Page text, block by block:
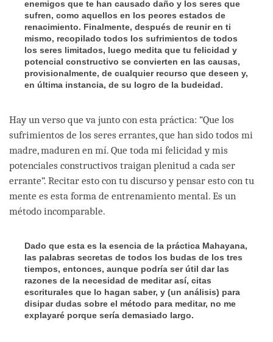
enemigos que te han causado daño y los seres que
sufren, como aquellos en los peores estados de
renacimiento. Finalmente, después de reunir en ti
mismo, recopilado todos los sufrimientos de todos
los seres limitados, luego medita que tu felicidad y
potencial constructivo se convierten en las causas,
provisionalmente, de cualquier recurso que deseen y,
en última instancia, de su logro de la budeidad.
Hay un verso que va junto con esta práctica: “Que los
sufrimientos de los seres errantes, que han sido todos mi
madre, maduren en mí. Que toda mi felicidad y mis
potenciales constructivos traigan plenitud a cada ser
errante”. Recitar esto con tu discurso y pensar esto con tu
mente es esta forma de entrenamiento mental. Es un
método incomparable.
Dado que esta es la esencia de la práctica Mahayana,
las palabras secretas de todos los budas de los tres
tiempos, entonces, aunque podría ser útil dar las
razones de la necesidad de meditar así, citas
escriturales que lo hagan saber, y (un análisis) para
disipar dudas sobre el método para meditar, no me
explayaré porque sería demasiado largo.